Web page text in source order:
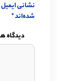
نشانی
شده‌اند*
دیدگاه